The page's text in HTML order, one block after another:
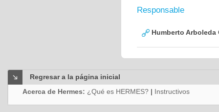
Responsable
Humberto Arboleda
Regresar a la página inicial
Acerca de Hermes: ¿Qué es HERMES? | Instructivos